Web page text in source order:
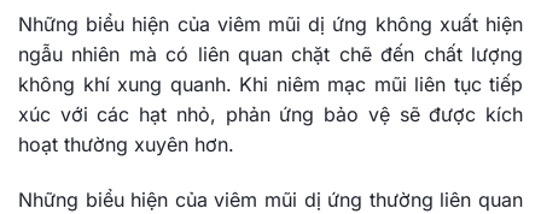
Những biểu hiện của viêm mũi dị ứng không xuất hiện
ngẫu nhiên mà có liên quan chặt chẽ đến chất lượng
không khí xung quanh. Khi niêm mạc mũi liên tục tiếp
xúc với các hạt nhỏ, phản ứng bảo vệ sẽ được kích
hoạt thường xuyên hơn.
Những biểu hiện của viêm mũi dị ứng thường liên quan